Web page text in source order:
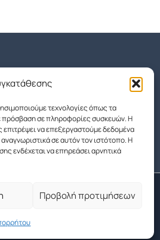
τεχνολογίες όπως τα
πρόσβαση σε πληροφορίες συσκευών. Η
να επεξεργαστούμε δεδομένα
σε αυτόν τον ιστότοπο. Η
ενδέχεται να επηρεάσει αρνητικά
Προβολή προτιμήσεων